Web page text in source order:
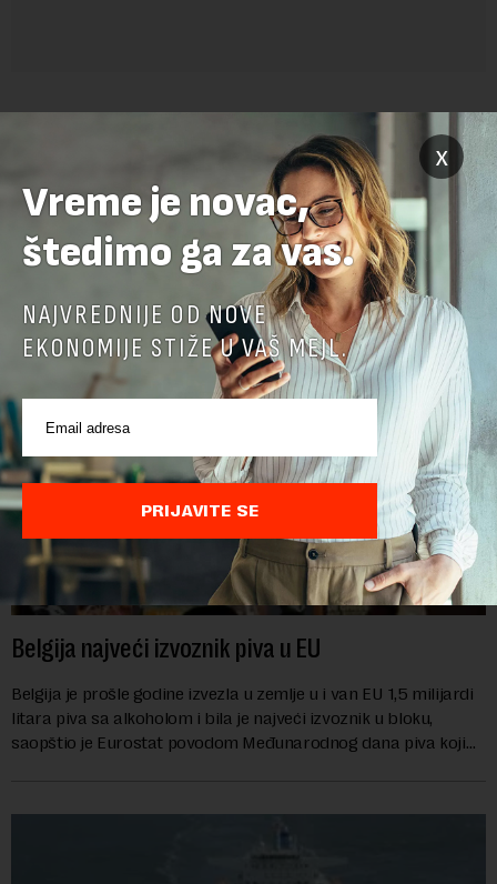
Belgija najveći izvoznik piva u EU
Belgija je prošle godine izvezla u zemlje u i van EU 1,5 milijardi
litara piva sa alkoholom i bila je najveći izvoznik u bloku,
saopštio je Eurostat povodom Međunarodnog dana piva koji
x
Vreme je novac,
štedimo ga za vas.
NAJVREDNIJE OD NOVE
EKONOMIJE STIŽE U VAŠ MEJL.
PRIJAVITE SE